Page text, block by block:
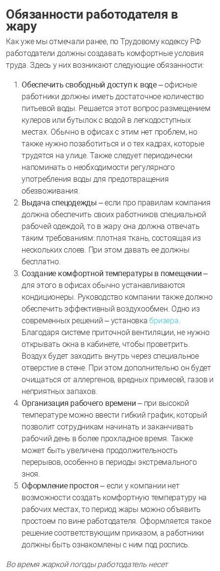
Обязанности работодателя в
жару
Как уже мы отмечали ранее, по Трудовому кодексу РФ
работодатели должны создавать комфортные условия
труда. Здесь у них возникают следующие обязанности:
Обеспечить свободный доступ к воде– офисные
работники должны иметь достаточное количество
питьевой воды. Решается этот вопрос размещением
кулеров или бутылок с водой в легкодоступных
местах. Обычно в офисах с этим нет проблем, но
также нужно позаботиться и о тех кадрах, которые
трудятся на улице. Также следует периодически
напоминать о необходимости регулярного
употребления воды для предотвращения
обезвоживания.
Выдача спецодежды – если про правилам компания
должна обеспечить своих работников специальной
рабочей одеждой, то в жару она должна отвечать
таким требованиям: плотная ткань, состоящая из
нескольких слоев. При этом давать ее должны
бесплатно.
Создание комфортной температуры в помещении –
для этого в офисах обычно устанавливаются
кондиционеры. Руководство компании также должно
обеспечить эффективный воздухообмен. Одно из
современных решений – установкабризера.
Благодаря системе приточной вентиляции, не нужно
открывать окна в кабинете, чтобы проветрить.
Воздух будет заходить внутрь через специальное
отверстие в стене. При этом дополнительно он будет
очищаться от аллергенов, вредных примесей, газов и
неприятных запахов.
Организация рабочего времени – при высокой
температуре можно ввести гибкий график, который
позволит сотрудникам начинать и заканчивать
рабочий день в более прохладное время. Также
может быть увеличена продолжительность
перерывов, особенно в периоды экстремального
зноя.
Оформление простоя – если у компании нет
возможности создать комфортную температуру на
рабочих местах, то период жары можно объявить
простоем по вине работодателя. Оформляется такое
решение соответствующим приказом, а работники
должны быть ознакомлены с ним под роспись.
Во время жаркой погоды работодатель несет